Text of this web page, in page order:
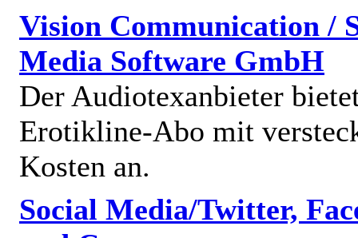
Vision Communication /
Media Software GmbH
Der Audiotexanbieter
Erotikline-Abo mit
Kosten an.
Social Media/Twitter,